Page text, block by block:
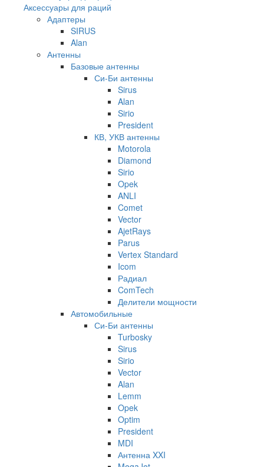
Аксессуары для раций
Адаптеры
SIRUS
Alan
Антенны
Базовые антенны
Си-Би антенны
Sirus
Alan
Sirio
President
КВ, УКВ антенны
Motorola
Diamond
Sirio
Opek
ANLI
Comet
Vector
AjetRays
Parus
Vertex Standard
Icom
Радиал
ComTech
Делители мощности
Автомобильные
Си-Би антенны
Turbosky
Sirus
Sirio
Vector
Alan
Lemm
Opek
Optim
President
MDI
Антенна XXI